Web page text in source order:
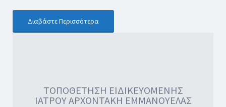
Διαβάστε Περισσότερα
ΤΟΠΟΘΕΤΗΣΗ ΕΙΔΙΚΕΥΟΜΕΝΗΣ
ΙΑΤΡΟΥ ΑΡΧΟΝΤΑΚΗ ΕΜΜΑΝΟΥΕΛΑΣ